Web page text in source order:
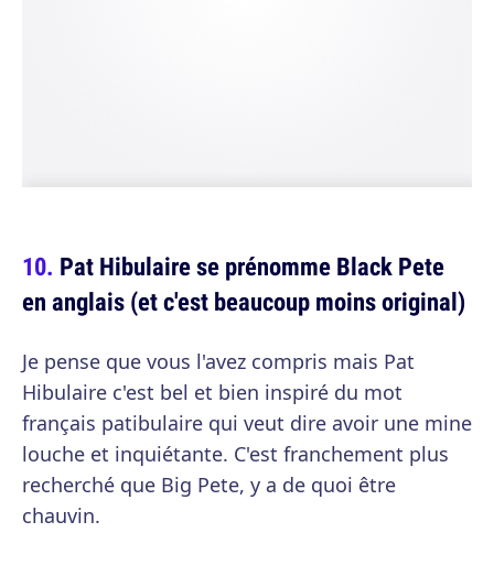
Pat Hibulaire se prénomme Black Pete
en anglais (et c'est beaucoup moins original)
Je pense que vous l'avez compris mais Pat
Hibulaire c'est bel et bien inspiré du mot
français patibulaire qui veut dire avoir une mine
louche et inquiétante. C'est franchement plus
recherché que Big Pete, y a de quoi être
chauvin.